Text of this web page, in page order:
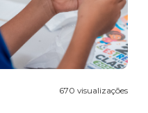
670 visualizações